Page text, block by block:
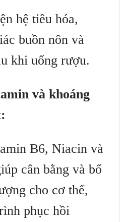
hệ tiêu hóa,
buồn nôn và
khi uống rượu.
và khoáng
B6, Niacin và
cân bằng và bổ
cho cơ thể,
phục hồi